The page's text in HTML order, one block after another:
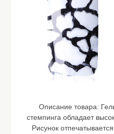
Описание товара:
стемпинга обладает
Рисунок